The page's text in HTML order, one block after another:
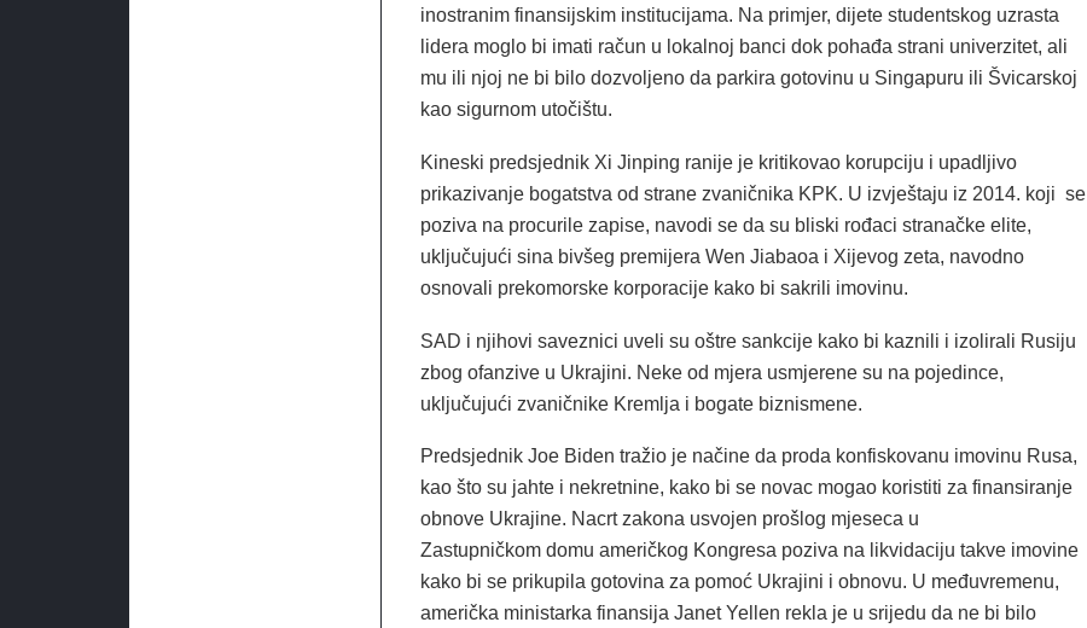
inostranim finansijskim institucijama. Na primjer, dijete studentskog uzrasta
lidera moglo bi imati račun u lokalnoj banci dok pohađa strani univerzitet, ali
mu ili njoj ne bi bilo dozvoljeno da parkira gotovinu u Singapuru ili Švicarskoj
kao sigurnom utočištu.
Kineski predsjednik Xi Jinping ranije je kritikovao korupciju i upadljivo
prikazivanje bogatstva od strane zvaničnika KPK. U izvještaju iz 2014. koji se
poziva na procurile zapise, navodi se da su bliski rođaci stranačke elite,
uključujući sina bivšeg premijera Wen Jiabaoa i Xijevog zeta, navodno
osnovali prekomorske korporacije kako bi sakrili imovinu.
SAD i njihovi saveznici uveli su oštre sankcije kako bi kaznili i izolirali Rusiju
zbog ofanzive u Ukrajini. Neke od mjera usmjerene su na pojedince,
uključujući zvaničnike Kremlja i bogate biznismene.
Predsjednik Joe Biden tražio je načine da proda konfiskovanu imovinu Rusa,
kao što su jahte i nekretnine, kako bi se novac mogao koristiti za finansiranje
obnove Ukrajine. Nacrt zakona usvojen prošlog mjeseca u
Zastupničkom domu američkog Kongresa poziva na likvidaciju takve imovine
kako bi se prikupila gotovina za pomoć Ukrajini i obnovu. U međuvremenu,
američka ministarka finansija Janet Yellen rekla je u srijedu da ne bi bilo